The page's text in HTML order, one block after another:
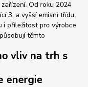
Od roku 2024
3. a vyšší emisní třídu
i příležitost pro výrobce
těmto
vliv na trh s
energie